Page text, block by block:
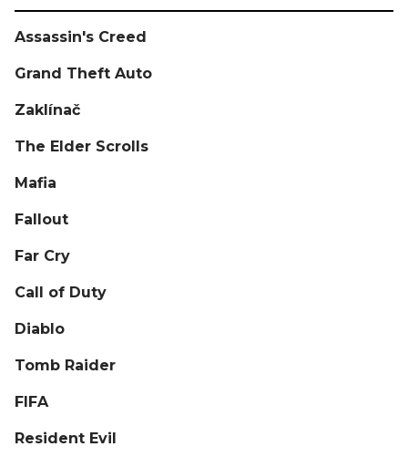
Assassin's Creed
Grand Theft Auto
Zaklínač
The Elder Scrolls
Mafia
Fallout
Far Cry
Call of Duty
Diablo
Tomb Raider
FIFA
Resident Evil